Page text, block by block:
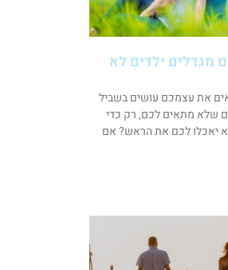
מגדלים ילדים לא
את עצמכם עושים בשביל
שלא מתאים לכם, רק כדי
יאכלו לכם את הראש? אם